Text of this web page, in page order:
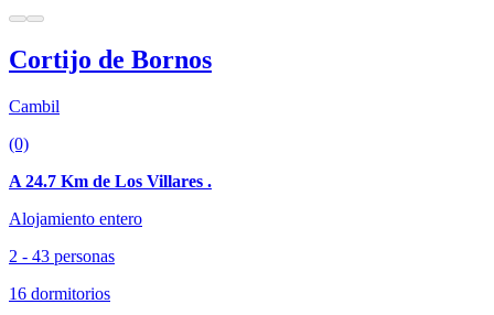
Cortijo de Bornos
Cambil
(0)
A 24.7 Km de Los Villares .
Alojamiento entero
2 - 43 personas
16 dormitorios